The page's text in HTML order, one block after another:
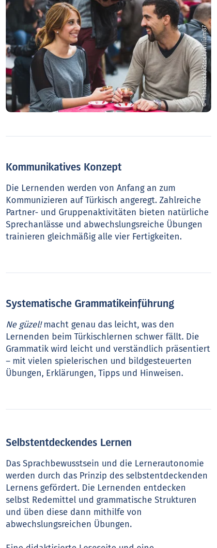
© Thinkstock/iStock/william87
Kommunikatives Konzept
Die Lernenden werden von Anfang an zum
Kommunizieren auf Türkisch angeregt. Zahlreiche
Partner- und Gruppenaktivitäten bieten natürliche
Sprechanlässe und abwechslungsreiche Übungen
trainieren gleichmäßig alle vier Fertigkeiten.
Systematische Grammatikeinführung
Ne güzel!macht genau das leicht, was den
Lernenden beim Türkischlernen schwer fällt. Die
Grammatik wird leicht und verständlich präsentiert
– mit vielen spielerischen und bildgesteuerten
Übungen, Erklärungen, Tipps und Hinweisen.
Selbstentdeckendes Lernen
Das Sprachbewusstsein und die Lernerautonomie
werden durch das Prinzip des selbstentdeckenden
Lernens gefördert. Die Lernenden entdecken
selbst Redemittel und grammatische Strukturen
und üben diese dann mithilfe von
abwechslungsreichen Übungen.